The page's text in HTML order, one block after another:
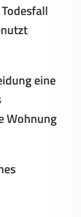
eine
Wohnung